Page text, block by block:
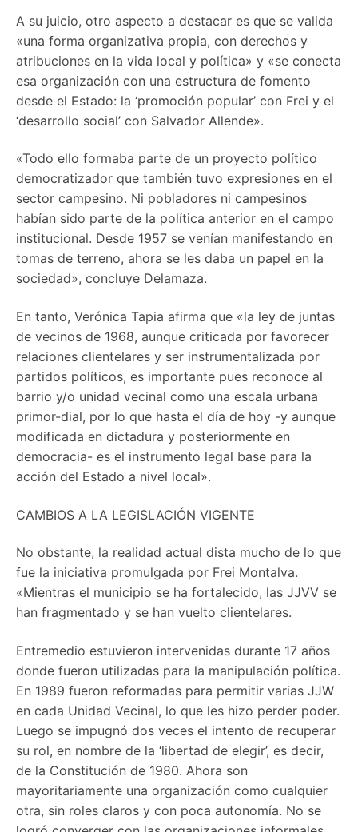
A su juicio, otro aspecto a destacar es que se valida
«una forma organizativa propia, con derechos y
atribuciones en la vida local y política» y «se conecta
esa organización con una estructura de fomento
desde el Estado: la ‘promoción popular’ con Frei y el
‘desarrollo social’ con Salvador Allende».
«Todo ello formaba parte de un proyecto político
democratizador que también tuvo expresiones en el
sector campesino. Ni pobladores ni campesinos
habían sido parte de la política anterior en el campo
institucional. Desde 1957 se venían manifestando en
tomas de terreno, ahora se les daba un papel en la
sociedad», concluye Delamaza.
En tanto, Verónica Tapia afirma que «la ley de juntas
de vecinos de 1968, aunque criticada por favorecer
relaciones clientelares y ser instrumentalizada por
partidos políticos, es importante pues reconoce al
barrio y/o unidad vecinal como una escala urbana
primor-dial, por lo que hasta el día de hoy -y aunque
modificada en dictadura y posteriormente en
democracia- es el instrumento legal base para la
acción del Estado a nivel local».
CAMBIOS A LA LEGISLACIÓN VIGENTE
No obstante, la realidad actual dista mucho de lo que
fue la iniciativa promulgada por Frei Montalva.
«Mientras el municipio se ha fortalecido, las JJVV se
han fragmentado y se han vuelto clientelares.
Entremedio estuvieron intervenidas durante 17 años
donde fueron utilizadas para la manipulación política.
En 1989 fueron reformadas para permitir varias JJW
en cada Unidad Vecinal, lo que les hizo perder poder.
Luego se impugnó dos veces el intento de recuperar
su rol, en nombre de la ‘libertad de elegir’, es decir,
de la Constitución de 1980. Ahora son
mayoritariamente una organización como cualquier
otra, sin roles claros y con poca autonomía. No se